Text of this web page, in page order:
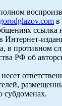
gorodglazov.com в
ссылка
Интернет-
в противном
РФ об
субдоменах.